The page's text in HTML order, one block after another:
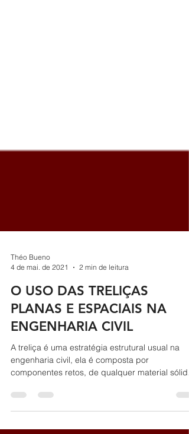
4 de mai. de 2021
2 min de leitura
O USO DAS TRELIÇAS
PLANAS E ESPACIAIS NA
ENGENHARIA CIVIL
A treliça é uma estratégia estrutural usual na
componentes retos, de qualquer material sólido,
que...